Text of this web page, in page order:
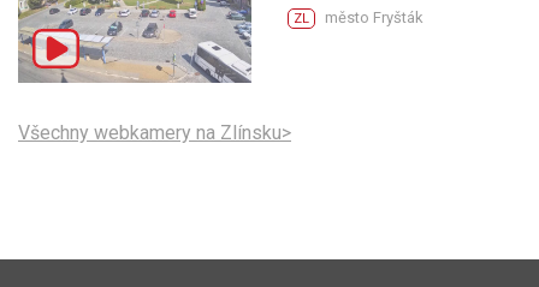
ZL město Fryšták
Všechny webkamery na Zlínsku>